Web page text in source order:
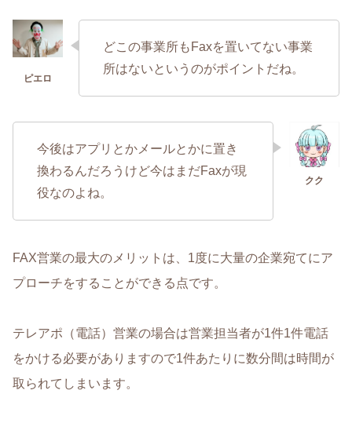
どこの事業所もFaxを置いてない事業
所はないというのがポイントだね。
今後はアプリとかメールとかに置き
換わるんだろうけど今はまだFaxが現
役なのよね。
FAX営業の最大のメリットは、1度に大量の企業宛てにア
プローチをすることができる点です。
テレアポ（電話）営業の場合は営業担当者が1件1件電話
をかける必要がありますので1件あたりに数分間は時間が
取られてしまいます。